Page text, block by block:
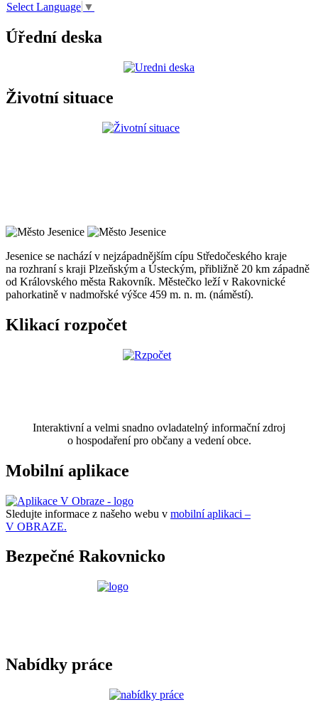
Select Language ▼
Úřední deska
Životní situace
Jesenice se nachází v nejzápadnějším cípu Středočeského kraje
na rozhraní s kraji Plzeňským a Ústeckým, přibližně 20 km západně
od Královského města Rakovník. Městečko leží v Rakovnické
pahorkatině v nadmořské výšce 459 m. n. m. (náměstí).
Klikací rozpočet
Interaktivní a velmi snadno ovladatelný informační zdroj
o hospodaření pro občany a vedení obce.
Mobilní aplikace
Sledujte informace z našeho webu v mobilní aplikaci –
V OBRAZE.
Bezpečné Rakovnicko
Nabídky práce